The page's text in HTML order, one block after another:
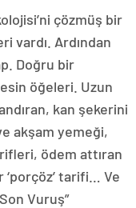
çözmüş bir
vardı. Ardından
Doğru bir
öğeleri. Uzun
kan şekerini
akşam yemeği,
ödem attıran
tarifi… Ve
Vuruş”